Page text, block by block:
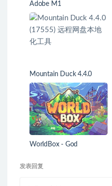
Adobe M1
Mountain Duck 4.4.0
(17555) 远程网盘本地化
工具
WorldBox - God
发表回复